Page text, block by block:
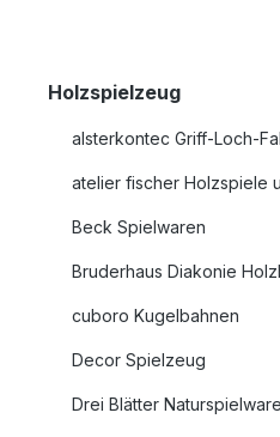
Holzspielzeug
alsterkontec Griff-Loch-
atelier fischer Holzspiele
Beck Spielwaren
Bruderhaus Diakonie
cuboro Kugelbahnen
Decor Spielzeug
Drei Blätter